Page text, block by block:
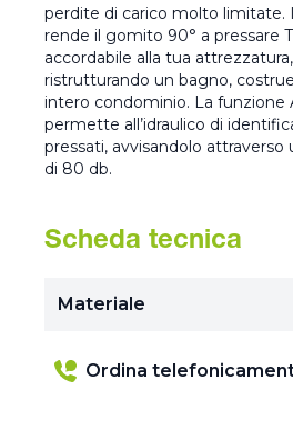
perdite di carico molto limitate.
rende il gomito 90° a pressare
accordabile alla tua
ristrutturando un bagno,
intero condominio. La funzione
permette all’idraulico di
pressati, avvisandolo attraverso
di 80 db.
Scheda tecnica
Materiale
Ordina